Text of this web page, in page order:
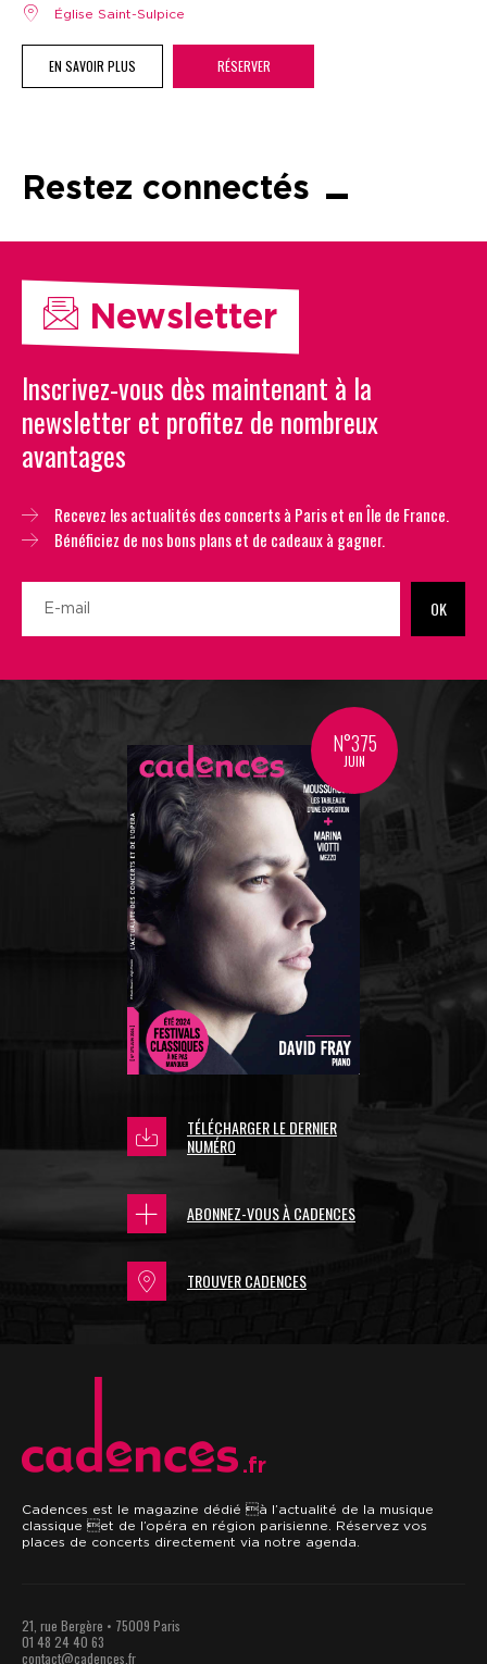
Église Saint-Sulpice
EN SAVOIR PLUS RÉSERVER
Restez connectés
Newsletter
Inscrivez-vous dès maintenant à la
newsletter et profitez de nombreux
avantages
Recevez les actualités des concerts à Paris et en Île de France.
Bénéficiez de nos bons plans et de cadeaux à gagner.
OK
N°375
JUIN
TÉLÉCHARGER LE DERNIER
NUMÉRO
ABONNEZ-VOUS À CADENCES
TROUVER CADENCES
.fr
Cadences est le magazine dédié à l’actualité de la musique
classique et de l’opéra en région parisienne. Réservez vos
places de concerts directement via notre agenda.
21, rue Bergère • 75009 Paris
01 48 24 40 63
contact@cadences.fr